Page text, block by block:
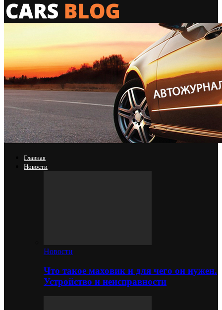
Главная
Новости
Новости
Что такое маховик и для чего он нужен.
Устройство и неисправности